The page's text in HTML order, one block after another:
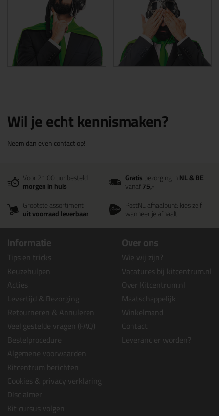
Wil je echt kennismaken?
Neem dan even contact op!
Voor 21:00 uur besteld
morgen in huis
Gratisbezorging inNL & BE
vanaf75,-
Grootste assortiment
uit voorraad leverbaar
PostNL afhaalpunt: kies zelf
wanneer je afhaalt
Informatie
Tips en tricks
Keuzehulpen
Acties
Levertijd & Bezorging
Retourneren & Annuleren
Veel gestelde vragen (FAQ)
Bestelprocedure
Algemene voorwaarden
Kitcentrum berichten
Cookies & privacy verklaring
Disclaimer
Kit cursus volgen
Over ons
Wie wij zijn?
Vacatures bij kitcentrum.nl
Over Kitcentrum.nl
Maatschappelijk
Winkelmand
Contact
Leverancier worden?